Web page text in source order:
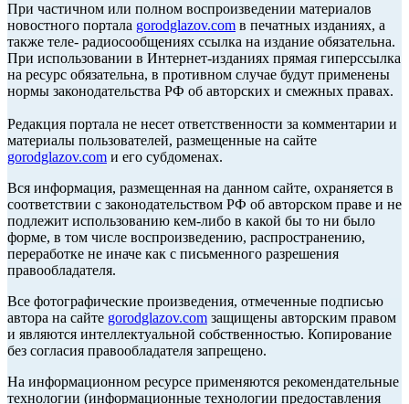
При частичном или полном воспроизведении материалов
новостного портала gorodglazov.com в печатных изданиях, а
также теле- радиосообщениях ссылка на издание обязательна.
При использовании в Интернет-изданиях прямая гиперссылка
на ресурс обязательна, в противном случае будут применены
нормы законодательства РФ об авторских и смежных правах.
Редакция портала не несет ответственности за комментарии и
материалы пользователей, размещенные на сайте
gorodglazov.com и его субдоменах.
Вся информация, размещенная на данном сайте, охраняется в
соответствии с законодательством РФ об авторском праве и не
подлежит использованию кем-либо в какой бы то ни было
форме, в том числе воспроизведению, распространению,
переработке не иначе как с письменного разрешения
правообладателя.
Все фотографические произведения, отмеченные подписью
автора на сайте gorodglazov.com защищены авторским правом
и являются интеллектуальной собственностью. Копирование
без согласия правообладателя запрещено.
На информационном ресурсе применяются рекомендательные
технологии (информационные технологии предоставления